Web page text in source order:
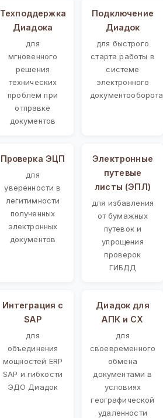
Техподдержка
Диадока
для
мгновенного
решения
технических
проблем при
отправке
документов
Подключение
Диадок
для быстрого
старта работы в
системе
электронного
документооборота
Проверка ЭЦП
для
уверенности в
легитимности
полученных
электронных
документов
Электронные
путевые
листы (ЭПЛ)
для избавления
от бумажных
путевок и
упрощения
проверок
ГИБДД
Интеграция с
SAP
для
объединения
мощностей ERP
SAP и гибкости
ЭДО Диадок
Диадок для
АПК и СХ
для
своевременного
обмена
документами в
условиях
географической
удаленности